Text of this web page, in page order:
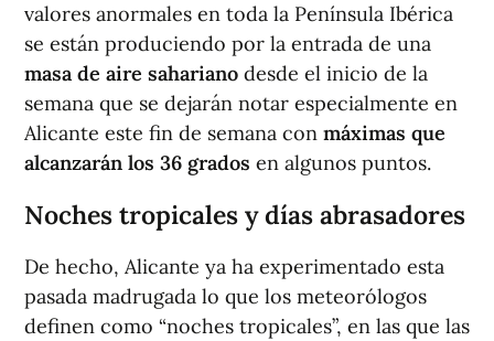
valores anormales en toda la Península Ibérica
se están produciendo por la entrada de una
masa de aire sahariano desde el inicio de la
semana que se dejarán notar especialmente en
Alicante este fin de semana con máximas que
alcanzarán los 36 grados en algunos puntos.
Noches tropicales y días abrasadores
De hecho, Alicante ya ha experimentado esta
pasada madrugada lo que los meteorólogos
definen como “noches tropicales”, en las que las